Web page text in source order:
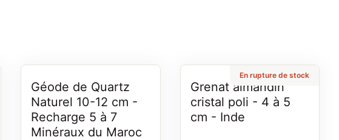
Géode de Quartz
Naturel 10-12 cm -
Recharge 5 à 7
Minéraux du Maroc
En rupture de stock
Grenat almandin
cristal poli - 4 à 5
cm - Inde